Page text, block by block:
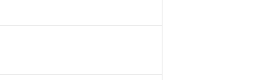
、過去に遡って非含有を証明するものではありません。
対応では、対応完了までの期間は出荷製品に未対応品が